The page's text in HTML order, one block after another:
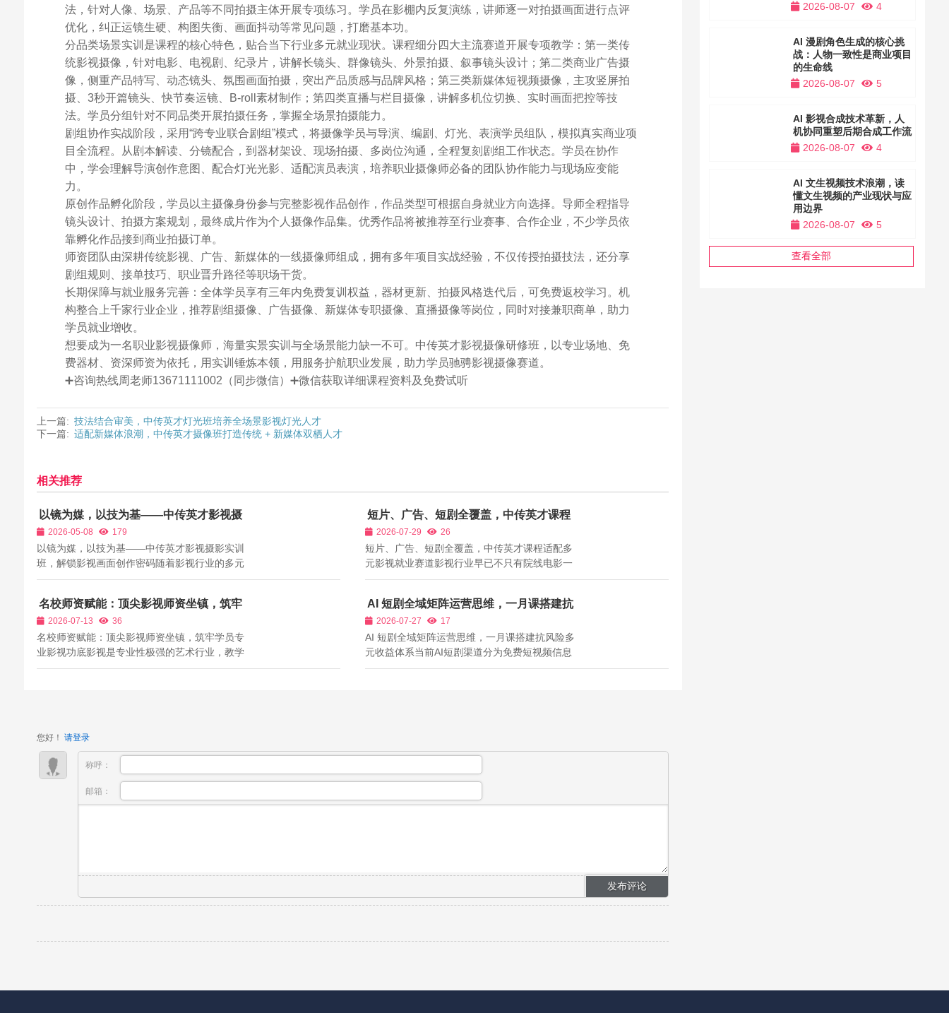
法，针对人像、场景、产品等不同拍摄主体开展专项练习。学员在影棚内反复演练，讲师逐一对拍摄画面进行点评
优化，纠正运镜生硬、构图失衡、画面抖动等常见问题，打磨基本功。
分品类场景实训是课程的核心特色，贴合当下行业多元就业现状。课程细分四大主流赛道开展专项教学：第一类传
统影视摄像，针对电影、电视剧、纪录片，讲解长镜头、群像镜头、外景拍摄、叙事镜头设计；第二类商业广告摄
像，侧重产品特写、动态镜头、氛围画面拍摄，突出产品质感与品牌风格；第三类新媒体短视频摄像，主攻竖屏拍
摄、3秒开篇镜头、快节奏运镜、B-roll素材制作；第四类直播与栏目摄像，讲解多机位切换、实时画面把控等技
法。学员分组针对不同品类开展拍摄任务，掌握全场景拍摄能力。
剧组协作实战阶段，采用“跨专业联合剧组”模式，将摄像学员与导演、编剧、灯光、表演学员组队，模拟真实商业项
目全流程。从剧本解读、分镜配合，到器材架设、现场拍摄、多岗位沟通，全程复刻剧组工作状态。学员在协作
中，学会理解导演创作意图、配合灯光光影、适配演员表演，培养职业摄像师必备的团队协作能力与现场应变能
力。
原创作品孵化阶段，学员以主摄像身份参与完整影视作品创作，作品类型可根据自身就业方向选择。导师全程指导
镜头设计、拍摄方案规划，最终成片作为个人摄像作品集。优秀作品将被推荐至行业赛事、合作企业，不少学员依
靠孵化作品接到商业拍摄订单。
师资团队由深耕传统影视、广告、新媒体的一线摄像师组成，拥有多年项目实战经验，不仅传授拍摄技法，还分享
剧组规则、接单技巧、职业晋升路径等职场干货。
长期保障与就业服务完善：全体学员享有三年内免费复训权益，器材更新、拍摄风格迭代后，可免费返校学习。机
构整合上千家行业企业，推荐剧组摄像、广告摄像、新媒体专职摄像、直播摄像等岗位，同时对接兼职商单，助力
学员就业增收。
想要成为一名职业影视摄像师，海量实景实训与全场景能力缺一不可。中传英才影视摄像研修班，以专业场地、免
费器材、资深师资为依托，用实训锤炼本领，用服务护航职业发展，助力学员驰骋影视摄像赛道。
➕咨询热线周老师13671111002（同步微信）➕微信获取详细课程资料及免费试听
上一篇: 技法结合审美，中传英才灯光班培养全场景影视灯光人才
下一篇: 适配新媒体浪潮，中传英才摄像班打造传统 + 新媒体双栖人才
相关推荐
以镜为媒，以技为基——中传英才影视摄
影实训班，解锁影视画面创作密码
2026-05-08 179
以镜为媒，以技为基——中传英才影视摄影实训
班，解锁影视画面创作密码随着影视行业的多元
化发展，影视摄影的应用场景日益广泛，从院线
频，都离不开专业影视摄影师的支撑。但目前行
业内，具备专业实操能力、能应对不同场景...
短片、广告、短剧全覆盖，中传英才课程
适配多元影视就业赛道
2026-07-29 26
短片、广告、短剧全覆盖，中传英才课程适配多
元影视就业赛道影视行业早已不只有院线电影一
条发展路径。新媒体时代，新媒体短剧、剧情短
企业宣传片多条赛道并行发展，衍生出大量差异
化就业岗位。不同赛道创作逻辑、拍摄手...
名校师资赋能：顶尖影视师资坐镇，筑牢
学员专业影视功底
2026-07-13 36
名校师资赋能：顶尖影视师资坐镇，筑牢学员专
业影视功底影视是专业性极强的艺术行业，教学
的正统性、专业性、前沿性，直接决定学员的专
AI 短剧全域矩阵运营思维，一月课搭建抗
风险多元收益体系
2026-07-27 17
AI 短剧全域矩阵运营思维，一月课搭建抗风险多
元收益体系当前AI短剧渠道分为免费短视频信息
流、国内付费分账小程序、海外付费订阅三大板
您好！ 请登录
称呼：
邮箱：
2026-08-07
4
AI 漫剧角色生成的核心挑
战：人物一致性是商业项目
的生命线
2026-08-07
5
AI 影视合成技术革新，人
机协同重塑后期合成工作流
2026-08-07
4
AI 文生视频技术浪潮，读
懂文生视频的产业现状与应
用边界
2026-08-07
5
查看全部